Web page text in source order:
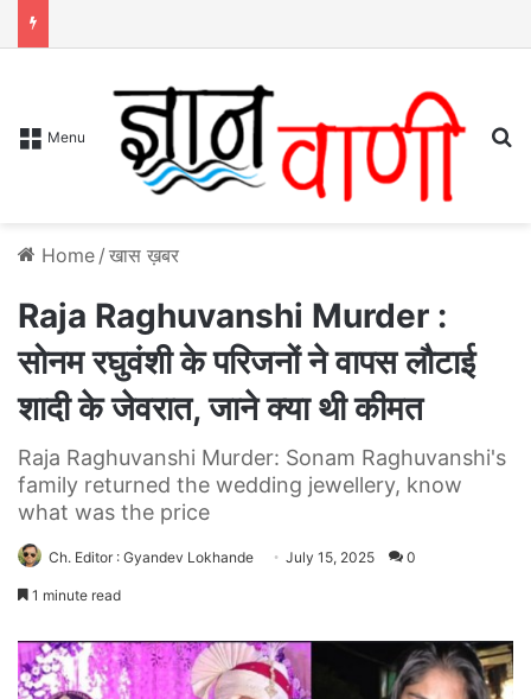
Menu
Home / खास ख़बर
Raja Raghuvanshi Murder :
सोनम रघुवंशी के परिजनों ने वापस लौटाई
शादी के जेवरात, जाने क्या थी कीमत
Raja Raghuvanshi Murder: Sonam Raghuvanshi's
family returned the wedding jewellery, know
what was the price
Ch. Editor : Gyandev Lokhande July 15, 2025 0
1 minute read